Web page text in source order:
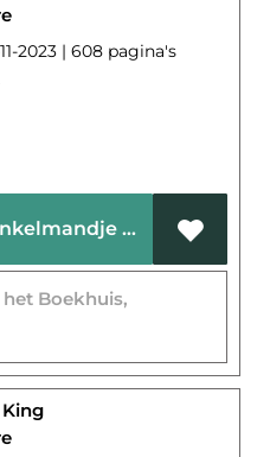
2023 | 608 pagina's
Voeg toe aan mijn winkelmandje
Boekhuis,